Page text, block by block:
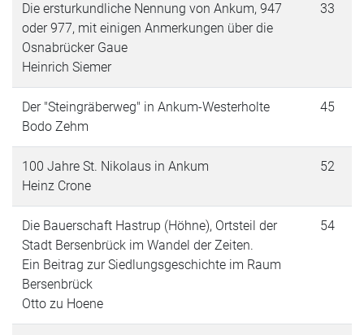
Die ersturkundliche Nennung von Ankum, 947
oder 977, mit einigen Anmerkungen über die
Osnabrücker Gaue
Heinrich Siemer
33
Der "Steingräberweg" in Ankum-Westerholte
Bodo Zehm
45
100 Jahre St. Nikolaus in Ankum
Heinz Crone
52
Die Bauerschaft Hastrup (Höhne), Ortsteil der
Stadt Bersenbrück im Wandel der Zeiten.
Ein Beitrag zur Siedlungsgeschichte im Raum
Bersenbrück
Otto zu Hoene
54